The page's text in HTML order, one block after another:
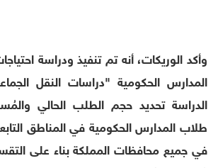
وأكد الوريكات، أنه تم تنفيذ ودراسة
المدارس الحكومية "دراسات النقل
الدراسة تحديد حجم الطلب الحالي
طلاب المدارس الحكومية في المناطق
في جميع محافظات المملكة بناء على